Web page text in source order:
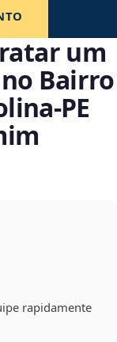
um
Bairro
rapidamente